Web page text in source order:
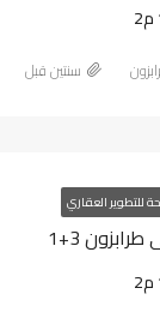
‏سنتين قبل
للتطوير العقاري
3+1